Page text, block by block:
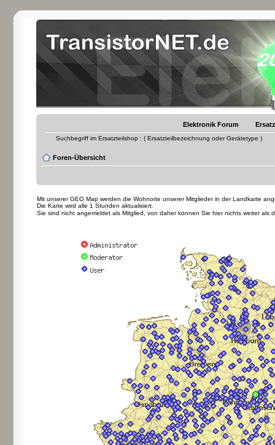
Elektronik Forum
Suchbegriff im Ersatzteilshop : ( Ersatzteilbezeichnung oder Gerätetype )
Foren-Übersicht
Mit unserer GEO Map werden die Wohnorte unserer Mitglieder in der Landkarte
Die Karte wird alle 1 Stunden aktualisiert.
Sie sind nicht angemeldet als Mitglied, von daher können Sie hier nichts weiter als